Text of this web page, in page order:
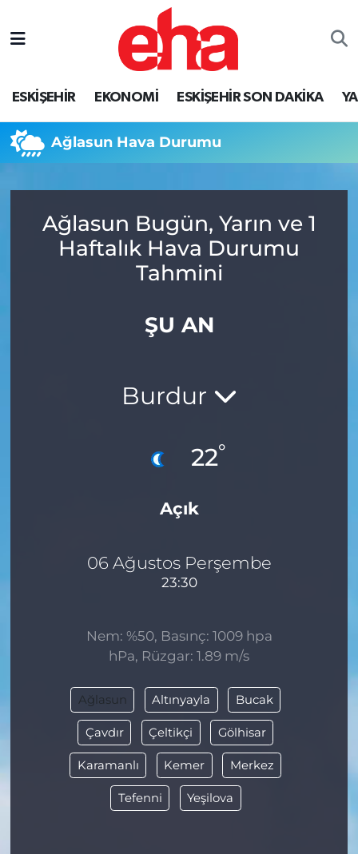
ESKİŞEHİR EKONOMİ ESKİŞEHİR SON DAKİKA
Ağlasun Hava Durumu
Ağlasun Bugün, Yarın ve 1
Haftalık Hava Durumu
Tahmini
ŞU AN
Burdur
22°
Açık
06 Ağustos Perşembe
23:30
Nem: %50, Basınç: 1009 hpa
hPa, Rüzgar: 1.89 m/s
Ağlasun Altınyayla Bucak
Çavdır Çeltikçi Gölhisar
Karamanlı Kemer Merkez
Tefenni Yeşilova